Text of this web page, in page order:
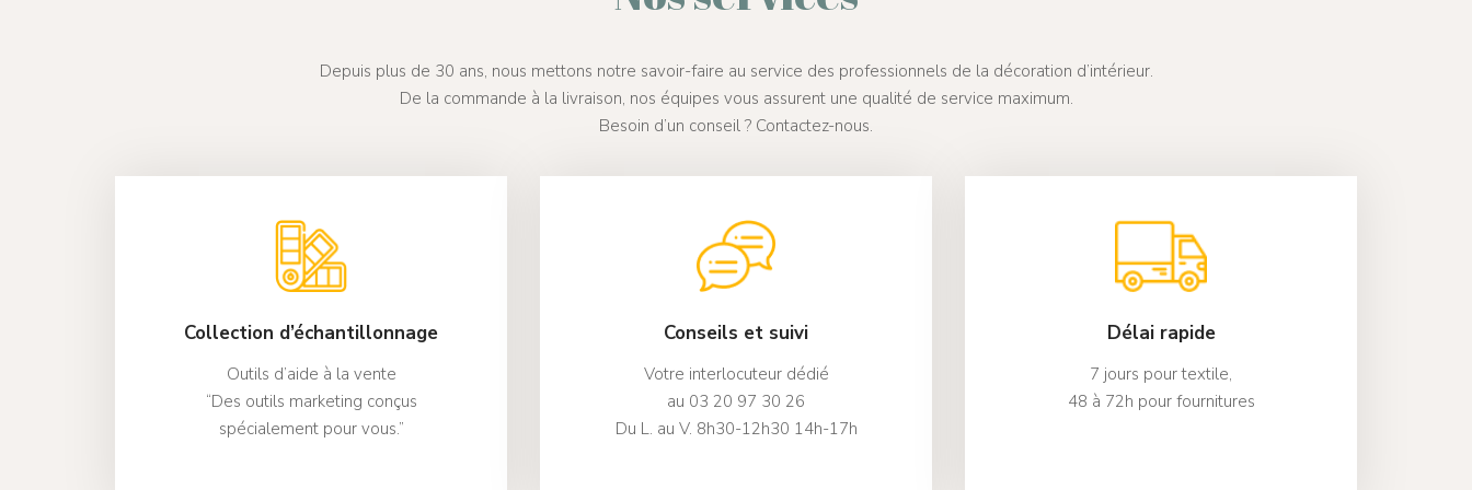
Depuis plus de 30 ans, nous mettons notre savoir-faire au service des professionnels de la décoration d’intérieur.
De la commande à la livraison, nos équipes vous assurent une qualité de service maximum.
Besoin d’un conseil ? Contactez-nous.
Collection d’échantillonnage
Outils d’aide à la vente
“Des outils marketing conçus
spécialement pour vous.”
Conseils et suivi
Votre interlocuteur dédié
au 03 20 97 30 26
Du L. au V. 8h30-12h30 14h-17h
Délai rapide
7 jours pour textile,
48 à 72h pour fournitures